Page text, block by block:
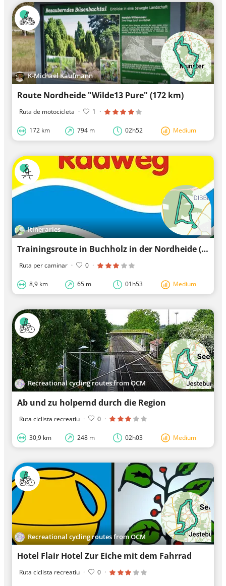
K-Michael Kaufmann
Route Nordheide "Wilde13 Pure" (172 km)
Ruta de motocicleta · 1 ·
172 km 794 m 02h52 Medium
Itineraries
Trainingsroute in Buchholz in der Nordheide (mit unbefestigten Wege)
Ruta per caminar · 0 ·
8,9 km 65 m 01h53 Medium
Recreational cycling routes from OCM
Ab und zu holpernd durch die Region
Ruta ciclista recreatiu · 0 ·
30,9 km 248 m 02h03 Medium
Recreational cycling routes from OCM
Hotel Flair Hotel Zur Eiche mit dem Fahrrad
Ruta ciclista recreatiu · 0 ·